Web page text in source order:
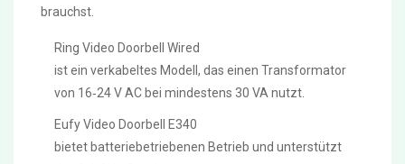
brauchst.
Ring Video Doorbell Wired
ist ein verkabeltes Modell, das einen Transformator
von 16‑24 V AC bei mindestens 30 VA nutzt.
Eufy Video Doorbell E340
bietet batteriebetriebenen Betrieb und unterstützt